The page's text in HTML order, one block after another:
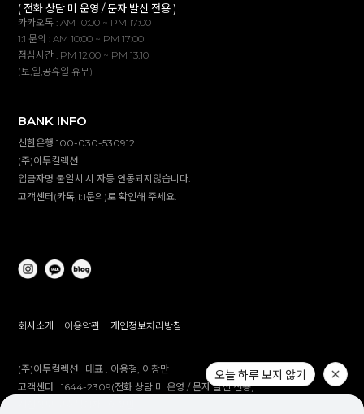
( 전화 상담 미 운영 / 문자 발신 전용 )
카카오톡 : AM 10:00 ~ PM 17:00
1:1 문의 : AM 10:00 ~ PM 17:00
점심시간 : PM 12:00 ~ PM 13:10
(토,일,공휴일 휴무)
BANK INFO
신한은행 100-030-530912
(주)이투컬렉션
입금자명 불일치 시 자동 연동되지않습니다.
고객센터(카톡,1:1문의)로 확인해 주세요.
회사소개 이용약관 개인정보처리방침
(주)이투컬렉션 대표 : 이용철, 이창만
고객센터 :1644-2309(전화 상담 미 운영 / 문자 발신 전용)
오늘 하루 보지 않기